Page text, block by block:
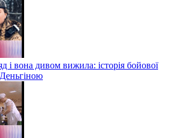
і вона дивом вижила: історія бойової